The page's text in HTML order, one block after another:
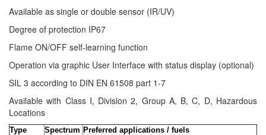
Available as single or double sensor (IR/UV)
Degree of protection IP67
Flame ON/OFF self-learning function
Operation via graphic User Interface with status display (optional)
SIL 3 according to DIN EN 61508 part 1-7
Available with Class I, Division 2, Group A, B, C, D, Hazardous
Locations
Type
Spectrum Preferred applications / fuels